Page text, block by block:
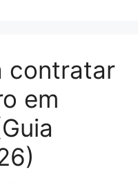
contratar
em